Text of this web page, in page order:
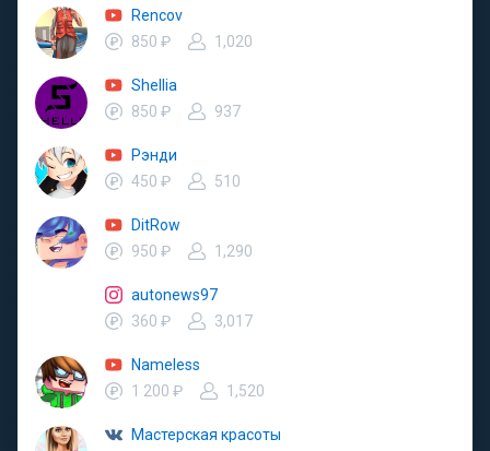
Rencov
850 ₽
1,020
Shellia
850 ₽
937
Рэнди
450 ₽
510
DitRow
950 ₽
1,290
autonews97
360 ₽
3,017
Nameless
1 200 ₽
1,520
Мастерская красоты